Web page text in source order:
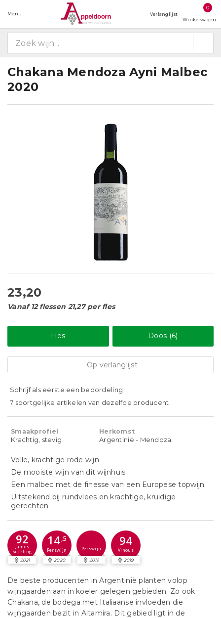
Menu Verlanglijst
0
Winkelwagen
Chakana Mendoza Ayni Malbec
2020
23,20
Vanaf 12 flessen 21,27 per fles
Fles Doos (6)
Op verlanglijst
Schrijf als eerste een beoordeling
7 soortgelijke artikelen van dezelfde producent
Smaakprofiel
Krachtig, stevig
Herkomst
Argentinië - Mendoza
Volle, krachtige rode wijn
De mooiste wijn van dit wijnhuis
Een malbec met de finesse van een Europese topwijn
Uitstekend bij rundvlees en krachtige, kruidige
gerechten
92
James
Suckling
2021
14,5
Perswijn
2020
Perswijn
2019
94
Vinous
2019
De beste producenten in Argentinië planten volop
wijngaarden aan in koeler gelegen gebieden. Zo ook
Chakana, de bodega met Italiaanse invloeden die
wijngaarden bezit in Altamira. Dit gebied ligt in de